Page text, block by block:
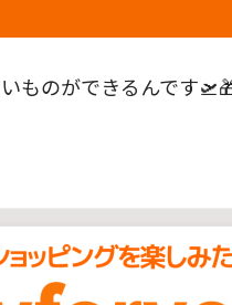
ものができるんです